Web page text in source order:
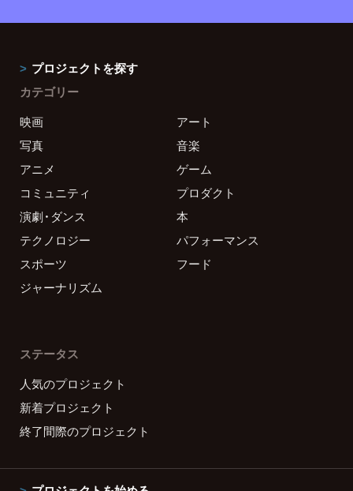
プロジェクトを探す
カテゴリー
映画
アート
写真
音楽
アニメ
ゲーム
コミュニティ
プロダクト
演劇・ダンス
本
テクノロジー
パフォーマンス
スポーツ
フード
ジャーナリズム
ステータス
人気のプロジェクト
新着プロジェクト
終了間際のプロジェクト